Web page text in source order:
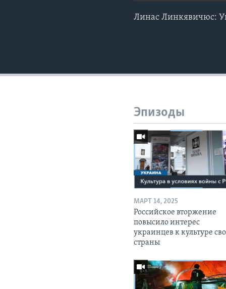
Линас Линкявичюс:
Эпизоды
МАРТ 14, 2025
Российское вторжение
повысило интерес
украинцев к культуре
страны